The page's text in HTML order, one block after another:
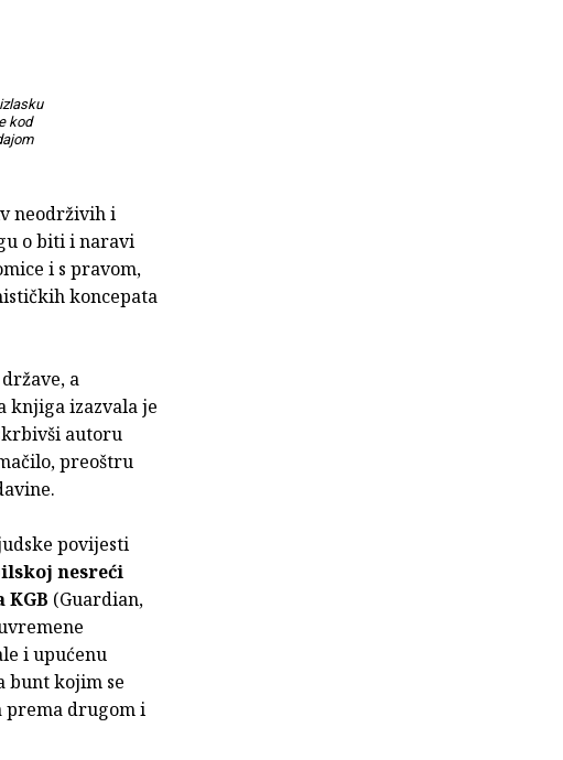
kod
neodrživih i
o biti i naravi
i s pravom,
koncepata
a
knjiga izazvala je
autoru
preoštru
povijesti
nesreći
(Guardian,
i upućenu
bunt kojim se
prema drugom i